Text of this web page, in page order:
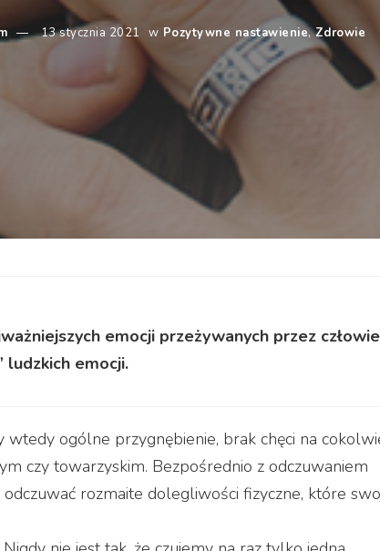
13 stycznia 2021 w Pozytywne nastawienie,Zdrowie
emocji przeżywanych przez
ludzkich emocji.
wtedy ogólne przygnębienie, brak chęci na
czy towarzyskim. Bezpośrednio z odczuwaniem
rozmaite dolegliwości fizyczne, które